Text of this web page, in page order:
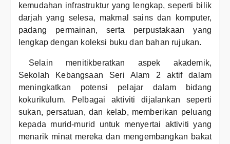
kemudahan infrastruktur yang lengkap, seperti bilik
darjah yang selesa, makmal sains dan komputer,
padang permainan, serta perpustakaan yang
lengkap dengan koleksi buku dan bahan rujukan.
Selain menitikberatkan aspek akademik,
Sekolah Kebangsaan Seri Alam 2 aktif dalam
meningkatkan potensi pelajar dalam bidang
kokurikulum. Pelbagai aktiviti dijalankan seperti
sukan, persatuan, dan kelab, memberikan peluang
kepada murid-murid untuk menyertai aktiviti yang
menarik minat mereka dan mengembangkan bakat